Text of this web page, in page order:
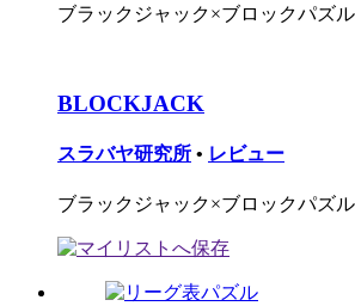
ブラックジャック×ブロックパズル
BLOCKJACK
スラバヤ研究所 • レビュー
ブラックジャック×ブロックパズル